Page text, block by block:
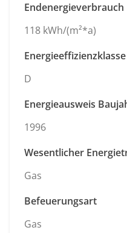
Endenergieverbrauch
118 kWh/(m²*a)
Energieeffizienzklasse
D
Energieausweis
1996
Wesentlicher
Gas
Befeuerungsart
Gas